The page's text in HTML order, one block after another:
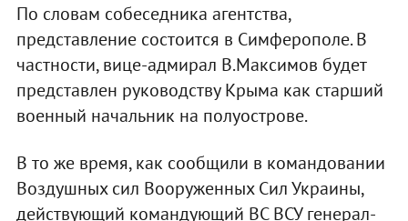
По словам собеседника агентства,
представление состоится в Симферополе. В
частности, вице-адмирал В.Максимов будет
представлен руководству Крыма как старший
военный начальник на полуострове.
В то же время, как сообщили в командовании
Воздушных сил Вооруженных Сил Украины,
действующий командующий ВС ВСУ генерал-